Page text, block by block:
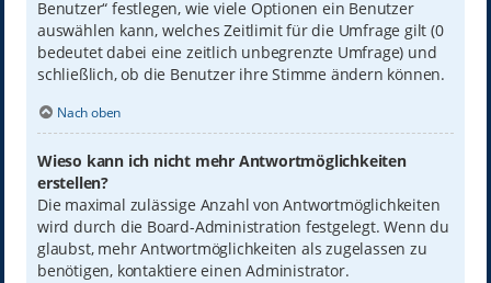
Benutzer“ festlegen, wie viele Optionen ein Benutzer
auswählen kann, welches Zeitlimit für die Umfrage gilt (0
bedeutet dabei eine zeitlich unbegrenzte Umfrage) und
schließlich, ob die Benutzer ihre Stimme ändern können.
Nach oben
Wieso kann ich nicht mehr Antwortmöglichkeiten
erstellen?
Die maximal zulässige Anzahl von Antwortmöglichkeiten
wird durch die Board-Administration festgelegt. Wenn du
glaubst, mehr Antwortmöglichkeiten als zugelassen zu
benötigen, kontaktiere einen Administrator.